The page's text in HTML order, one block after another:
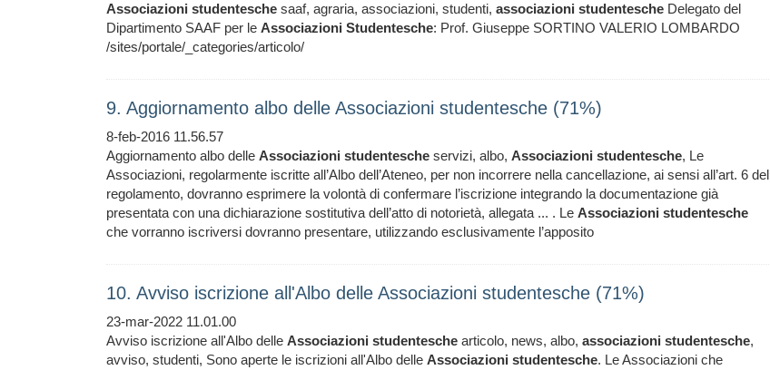
Associazioni studentesche saaf, agraria, associazioni, studenti, associazioni studentesche Delegato del
Dipartimento SAAF per le Associazioni Studentesche: Prof. Giuseppe SORTINO VALERIO LOMBARDO
/sites/portale/_categories/articolo/
9. Aggiornamento albo delle Associazioni studentesche (71%)
8-feb-2016 11.56.57
Aggiornamento albo delle Associazioni studentesche servizi, albo, Associazioni studentesche, Le
Associazioni, regolarmente iscritte all’Albo dell’Ateneo, per non incorrere nella cancellazione, ai sensi all’art. 6 del
regolamento, dovranno esprimere la volontà di confermare l’iscrizione integrando la documentazione già
presentata con una dichiarazione sostitutiva dell’atto di notorietà, allegata ... . Le Associazioni studentesche
che vorranno iscriversi dovranno presentare, utilizzando esclusivamente l’apposito
10. Avviso iscrizione all'Albo delle Associazioni studentesche (71%)
23-mar-2022 11.01.00
Avviso iscrizione all'Albo delle Associazioni studentesche articolo, news, albo, associazioni studentesche,
avviso, studenti, Sono aperte le iscrizioni all'Albo delle Associazioni studentesche. Le Associazioni che